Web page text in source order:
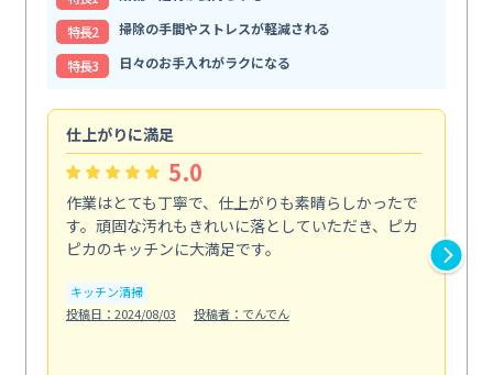
特⻑2
掃除の手間やストレスが軽減される
特⻑3
日々のお手入れがラクになる
仕上がりに満足
5.0
作業はとても丁寧で、仕上がりも素晴らしかったで
す。頑固な汚れもきれいに落としていただき、ピカ
ピカのキッチンに大満足です。
キッチン清掃
投稿日：2024/08/03
投稿者：でんでん